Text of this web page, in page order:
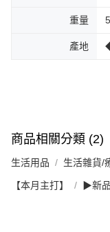
重量
產地
商品相關分類 (2)
生活用品 生活雜貨/
【本月主打】 ▶新